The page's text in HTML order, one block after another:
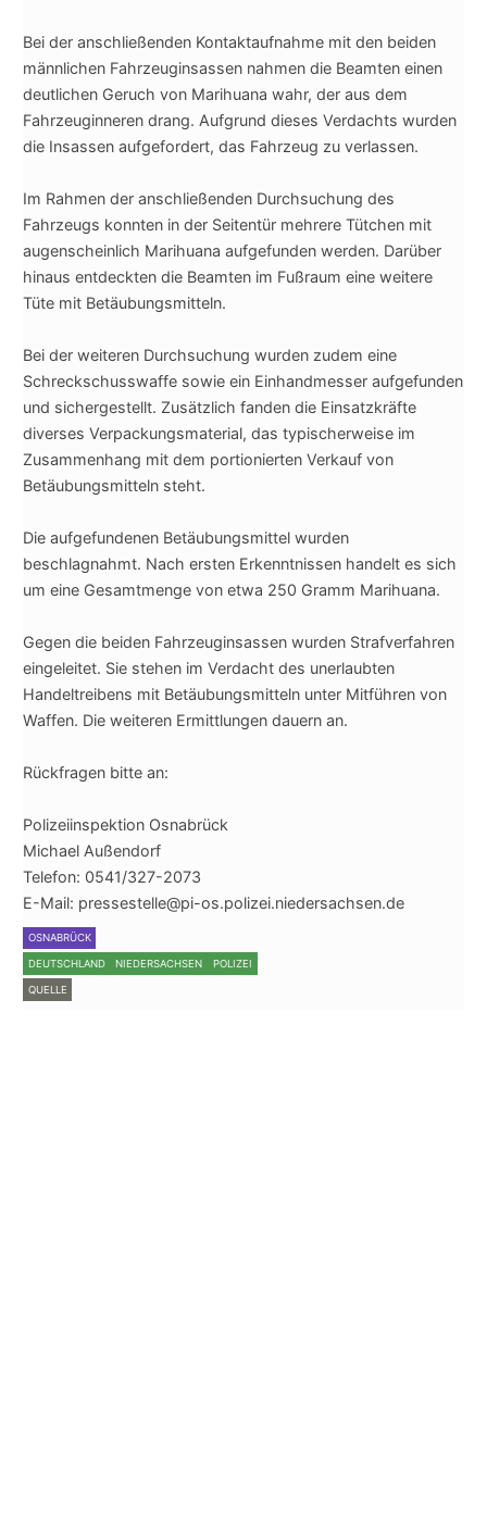
Bei der anschließenden Kontaktaufnahme mit den beiden
männlichen Fahrzeuginsassen nahmen die Beamten einen
deutlichen Geruch von Marihuana wahr, der aus dem
Fahrzeuginneren drang. Aufgrund dieses Verdachts wurden
die Insassen aufgefordert, das Fahrzeug zu verlassen.
Im Rahmen der anschließenden Durchsuchung des
Fahrzeugs konnten in der Seitentür mehrere Tütchen mit
augenscheinlich Marihuana aufgefunden werden. Darüber
hinaus entdeckten die Beamten im Fußraum eine weitere
Tüte mit Betäubungsmitteln.
Bei der weiteren Durchsuchung wurden zudem eine
Schreckschusswaffe sowie ein Einhandmesser aufgefunden
und sichergestellt. Zusätzlich fanden die Einsatzkräfte
diverses Verpackungsmaterial, das typischerweise im
Zusammenhang mit dem portionierten Verkauf von
Betäubungsmitteln steht.
Die aufgefundenen Betäubungsmittel wurden
beschlagnahmt. Nach ersten Erkenntnissen handelt es sich
um eine Gesamtmenge von etwa 250 Gramm Marihuana.
Gegen die beiden Fahrzeuginsassen wurden Strafverfahren
eingeleitet. Sie stehen im Verdacht des unerlaubten
Handeltreibens mit Betäubungsmitteln unter Mitführen von
Waffen. Die weiteren Ermittlungen dauern an.
Rückfragen bitte an:
Polizeiinspektion Osnabrück
Michael Außendorf
Telefon: 0541/327-2073
E-Mail: pressestelle@pi-os.polizei.niedersachsen.de
OSNABRÜCK
DEUTSCHLAND NIEDERSACHSEN POLIZEI
QUELLE